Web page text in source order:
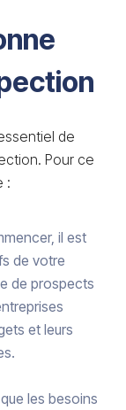
de
Pour ce
:
il est
de votre
de prospects
et leurs
les besoins